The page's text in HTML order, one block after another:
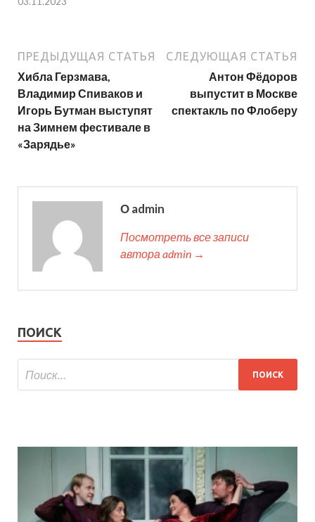
ПРЕДЫДУЩАЯ СТАТЬЯ
Хибла Герзмава,
Владимир Спиваков и
Игорь Бутман выступят
на Зимнем фестивале в
«Зарядье»
СЛЕДУЮЩАЯ СТАТЬЯ
Антон Фёдоров
выпустит в Москве
спектакль по Флоберу
О admin
Посмотреть все записи
автора admin →
ПОИСК